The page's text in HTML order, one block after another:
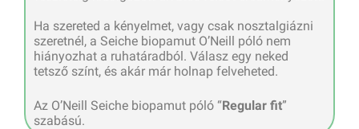
Ha szereted a kényelmet, vagy csak nosztalgiázni
szeretnél, a Seiche biopamut O’Neill póló nem
hiányozhat a ruhatáradból. Válasz egy neked
tetsző színt, és akár már holnap felveheted.
Az O’Neill Seiche biopamut póló “Regular fit”
szabású.